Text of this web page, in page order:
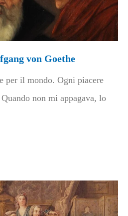
von Goethe
per il mondo. Ogni piacere
non mi appagava, lo